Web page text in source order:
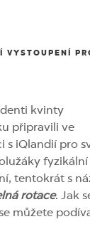
VYSTOUPENÍ
kvinty
připravili ve
s iQlandií pro
fyzikální
tentokrát s
rotace. Jak
můžete